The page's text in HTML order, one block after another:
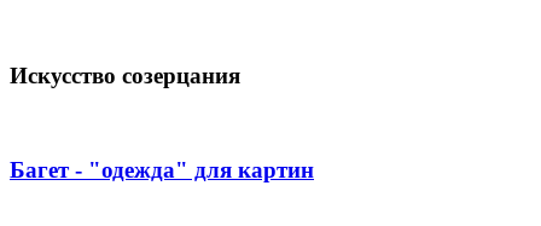
Искусство созерцания
Багет - "одежда" для картин